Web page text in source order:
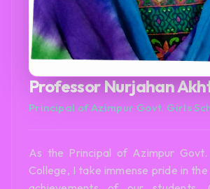
Professor Nurjahan
Principal of Azimpur Govt. Girls
As the Principal of Azimpur Govt.
College, I take immense pride in